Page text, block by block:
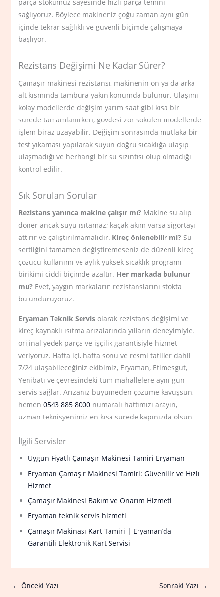
parça stokumuz sayesinde hızlı parça temini
sağlıyoruz. Böylece makineniz çoğu zaman aynı gün
içinde tekrar sağlıklı ve güvenli biçimde çalışmaya
başlıyor.
Rezistans Değişimi Ne Kadar Sürer?
Çamaşır makinesi rezistansı, makinenin ön ya da arka
alt kısmında tambura yakın konumda bulunur. Ulaşımı
kolay modellerde değişim yarım saat gibi kısa bir
sürede tamamlanırken, gövdesi zor sökülen modellerde
işlem biraz uzayabilir. Değişim sonrasında mutlaka bir
test yıkaması yapılarak suyun doğru sıcaklığa ulaşıp
ulaşmadığı ve herhangi bir su sızıntısı olup olmadığı
kontrol edilir.
Sık Sorulan Sorular
Rezistans yanınca makine çalışır mı? Makine su alıp
döner ancak suyu ısıtamaz; kaçak akım varsa sigortayı
attırır ve çalıştırılmamalıdır. Kireç önlenebilir mi? Su
sertliğini tamamen değiştiremeseniz de düzenli kireç
çözücü kullanımı ve aylık yüksek sıcaklık programı
birikimi ciddi biçimde azaltır. Her markada bulunur
mu? Evet, yaygın markaların rezistanslarını stokta
bulunduruyoruz.
Eryaman Teknik Servis olarak rezistans değişimi ve
kireç kaynaklı ısıtma arızalarında yılların deneyimiyle,
orijinal yedek parça ve işçilik garantisiyle hizmet
veriyoruz. Hafta içi, hafta sonu ve resmi tatiller dahil
7/24 ulaşabileceğiniz ekibimiz, Eryaman, Etimesgut,
Yenibatı ve çevresindeki tüm mahallelere aynı gün
servis sağlar. Arızanız büyümeden çözüme kavuşsun;
hemen0543 885 8000 numaralı hattımızı arayın,
uzman teknisyenimiz en kısa sürede kapınızda olsun.
İlgili Servisler
Uygun Fiyatlı Çamaşır Makinesi Tamiri Eryaman
Eryaman Çamaşır Makinesi Tamiri: Güvenilir ve Hızlı
Hizmet
Çamaşır Makinesi Bakım ve Onarım Hizmeti
Eryaman teknik servis hizmeti
Çamaşır Makinası Kart Tamiri | Eryaman’da
Garantili Elektronik Kart Servisi
← Önceki Yazı Sonraki Yazı →